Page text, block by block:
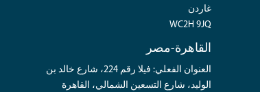
غاردن
WC2H 9JQ
القاهرة-مصر
العنوان الفعلي: فيلا رقم 224، شارع خالد بن
الوليد، شارع التسعين الشمالي، القاهرة